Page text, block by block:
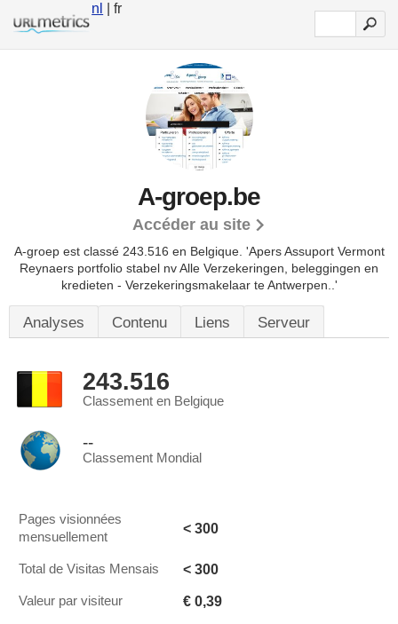
nl | fr
A-groep.be
Accéder au site
A-groep est classé 243.516 en Belgique. 'Apers Assuport Vermont
Reynaers portfolio stabel nv Alle Verzekeringen, beleggingen en
kredieten - Verzekeringsmakelaar te Antwerpen..'
Analyses Contenu Liens Serveur
243.516
Classement en Belgique
--
Classement Mondial
Pages visionnées
mensuellement
< 300
Total de Visitas Mensais < 300
Valeur par visiteur € 0,39